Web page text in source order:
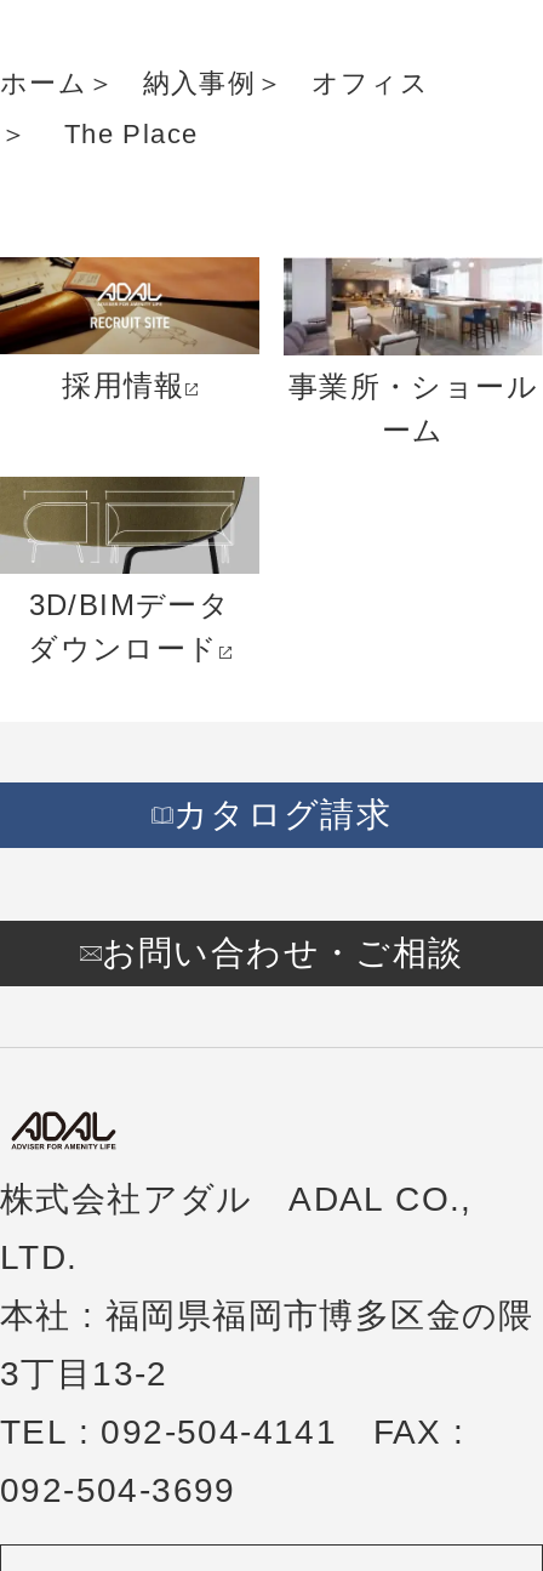
ホーム 納入事例
オフィス
The Place
採用情報
事業所・ショール
ーム
3D/BIMデータ
ダウンロード
カタログ請求
お問い合わせ・ご相談
株式会社アダル ADAL CO.,
LTD.
本社 : 福岡県福岡市博多区金の隈
3丁目13-2
TEL : 092-504-4141 FAX :
092-504-3699